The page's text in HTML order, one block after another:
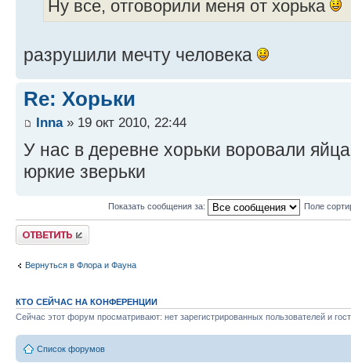
Ну все, отговорили меня от хорька
разрушили мечту человека
Re: Хорьки
Inna» 19 окт 2010, 22:44
У нас в деревне хорьки воровали
юркие зверьки
Показать сообщения за: Поле
Ответить
Вернуться в Флора и Фауна
КТО СЕЙЧАС НА КОНФЕРЕНЦИИ
Сейчас этот форум просматривают: нет зарегистрированных пользователей и
Список форумов